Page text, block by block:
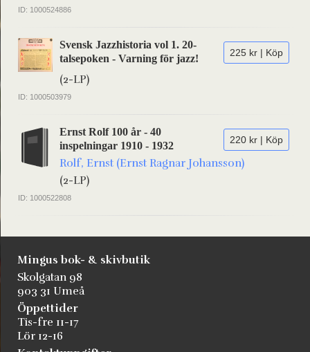
ID: 1000524886
225 kr | Köp
Svensk Jazzhistoria vol 1. 20-
talsepoken - Varning för jazz!
(2-LP)
ID: 1000503979
220 kr | Köp
Ernst Rolf 100 år - 40
inspelningar 1910 - 1932
Rolf, Ernst (Ernst Ragnar Johansson)
(2-LP)
ID: 1000522808
Mingus bok- & skivbutik
Skolgatan 98
903 31 Umeå
Öppettider
Tis-fre 11-17
Lör 12-16